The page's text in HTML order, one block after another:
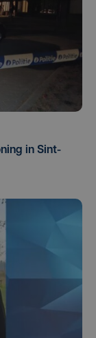
in Sint-